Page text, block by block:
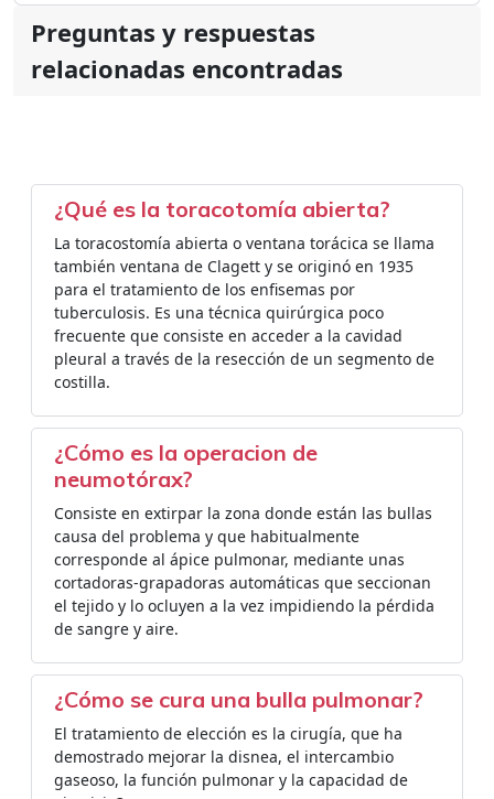
Preguntas y respuestas
relacionadas encontradas
¿Qué es la toracotomía abierta?
La toracostomía abierta o ventana torácica se llama
también ventana de Clagett y se originó en 1935
para el tratamiento de los enfisemas por
tuberculosis. Es una técnica quirúrgica poco
frecuente que consiste en acceder a la cavidad
pleural a través de la resección de un segmento de
costilla.
¿Cómo es la operacion de
neumotórax?
Consiste en extirpar la zona donde están las bullas
causa del problema y que habitualmente
corresponde al ápice pulmonar, mediante unas
cortadoras-grapadoras automáticas que seccionan
el tejido y lo ocluyen a la vez impidiendo la pérdida
de sangre y aire.
¿Cómo se cura una bulla pulmonar?
El tratamiento de elección es la cirugía, que ha
demostrado mejorar la disnea, el intercambio
gaseoso, la función pulmonar y la capacidad de